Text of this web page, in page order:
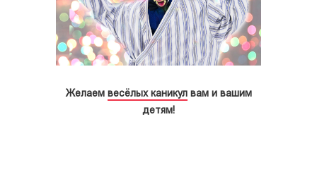
Желаем весёлых каникул вам и вашим
детям!